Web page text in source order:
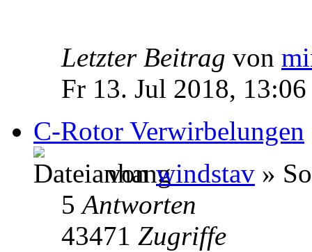
Letzter Beitrag von
Fr 13. Jul 2018, 13:06
C-Rotor Verwirbelungen
vonwindstav »
5Antworten
43471 Zugriffe